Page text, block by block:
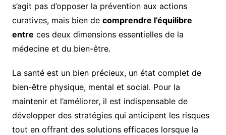
s’agit pas d’opposer la prévention aux actions
curatives, mais bien de comprendre l’équilibre
entre ces deux dimensions essentielles de la
médecine et du bien-être.
La santé est un bien précieux, un état complet de
bien-être physique, mental et social. Pour la
maintenir et l’améliorer, il est indispensable de
développer des stratégies qui anticipent les risques
tout en offrant des solutions efficaces lorsque la